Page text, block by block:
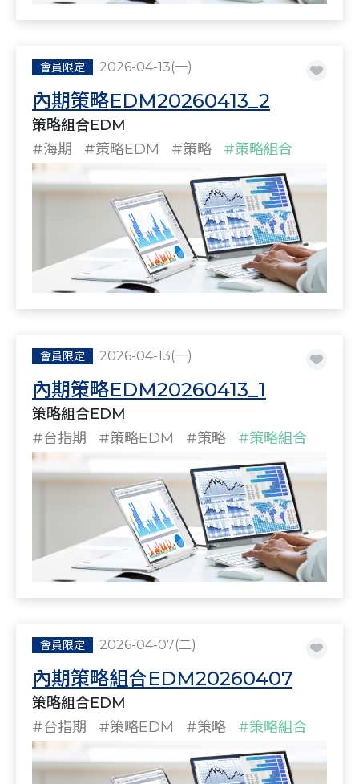
會員限定 2026-04-13(一)
內期策略EDM20260413_2
策略組合EDM
#海期
#策略EDM #策略 #策略組合
會員限定 2026-04-13(一)
內期策略EDM20260413_1
策略組合EDM
#台指期
#策略EDM #策略 #策略組合
會員限定 2026-04-07(二)
內期策略組合EDM20260407
策略組合EDM
#台指期
#策略EDM #策略 #策略組合